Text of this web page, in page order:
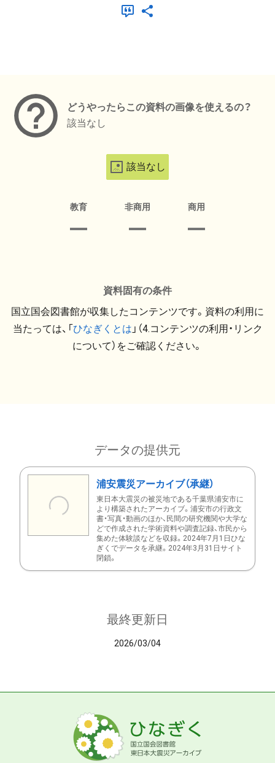
どうやったらこの資料の画像を使えるの？
該当なし
該当なし
教育 非商用 商用
資料固有の条件
国立国会図書館が収集したコンテンツです。資料の利用に
当たっては、「ひなぎくとは 」（4.コンテンツの利用・リンク
について）をご確認ください。
データの提供元
浦安震災アーカイブ（承継）
東日本大震災の被災地である千葉県浦安市に
より構築されたアーカイブ。浦安市の行政文
書・写真・動画のほか、民間の研究機関や大学な
どで作成された学術資料や調査記録、市民から
集めた体験談などを収録。2024年7月1日ひな
ぎくでデータを承継。2024年3月31日サイト
閉鎖。
最終更新日
2026/03/04